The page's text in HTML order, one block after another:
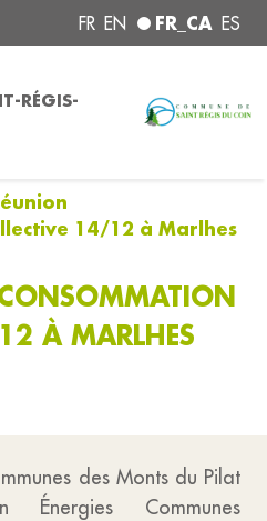
FR EN FR_CA ES
RÉGIS-
14/12 à Marlhes
À MARLHES
des Monts du Pilat
Énergies Communes